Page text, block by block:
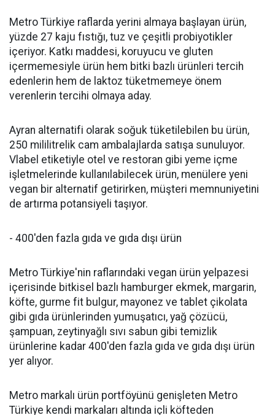
Metro Türkiye raflarda yerini almaya başlayan ürün,
yüzde 27 kaju fıstığı, tuz ve çeşitli probiyotikler
içeriyor. Katkı maddesi, koruyucu ve gluten
içermemesiyle ürün hem bitki bazlı ürünleri tercih
edenlerin hem de laktoz tüketmemeye önem
verenlerin tercihi olmaya aday.
Ayran alternatifi olarak soğuk tüketilebilen bu ürün,
250 mililitrelik cam ambalajlarda satışa sunuluyor.
Vlabel etiketiyle otel ve restoran gibi yeme içme
işletmelerinde kullanılabilecek ürün, menülere yeni
vegan bir alternatif getirirken, müşteri memnuniyetini
de artırma potansiyeli taşıyor.
- 400'den fazla gıda ve gıda dışı ürün
Metro Türkiye'nin raflarındaki vegan ürün yelpazesi
içerisinde bitkisel bazlı hamburger ekmek, margarin,
köfte, gurme fit bulgur, mayonez ve tablet çikolata
gibi gıda ürünlerinden yumuşatıcı, yağ çözücü,
şampuan, zeytinyağlı sıvı sabun gibi temizlik
ürünlerine kadar 400'den fazla gıda ve gıda dışı ürün
yer alıyor.
Metro markalı ürün portföyünü genişleten Metro
Türkiye kendi markaları altında içli köfteden